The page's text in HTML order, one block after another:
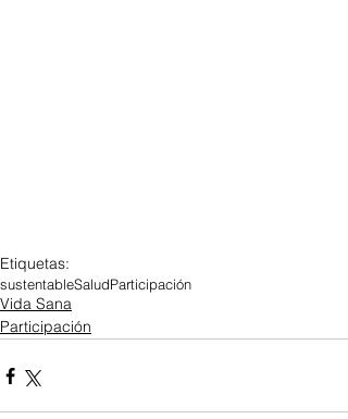
Etiquetas:
sustentableSaludParticipación
Vida Sana
Participación